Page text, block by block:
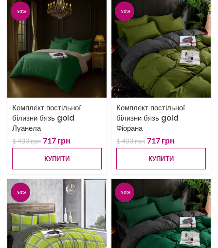
-50%
Комплект постільної
білизни бязь gold
Луанела
1 433грн 717 грн
КУПИТИ
-50%
Комплект постільної
білизни бязь gold
Фіорана
1 433грн 717 грн
КУПИТИ
-50% -50%